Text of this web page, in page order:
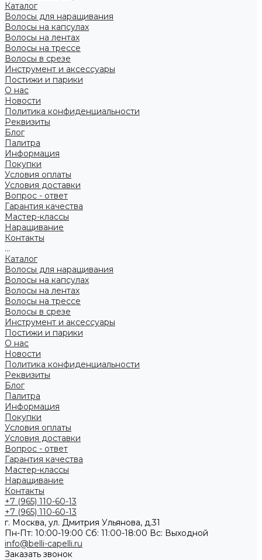
Каталог
Волосы для наращивания
Волосы на капсулах
Волосы на лентах
Волосы на трессе
Волосы в срезе
Инструмент и аксессуары
Постижи и парики
О нас
Новости
Политика конфиденциальности
Реквизиты
Блог
Палитра
Информация
Покупки
Условия оплаты
Условия доставки
Вопрос - ответ
Гарантия качества
Мастер-классы
Наращивание
Контакты
...
Каталог
Волосы для наращивания
Волосы на капсулах
Волосы на лентах
Волосы на трессе
Волосы в срезе
Инструмент и аксессуары
Постижи и парики
О нас
Новости
Политика конфиденциальности
Реквизиты
Блог
Палитра
Информация
Покупки
Условия оплаты
Условия доставки
Вопрос - ответ
Гарантия качества
Мастер-классы
Наращивание
Контакты
+7 (965) 110-60-13
+7 (965) 110-60-13
г. Москва, ул. Дмитрия Ульянова, д.31
Пн-Пт: 10:00-19:00 Cб: 11:00-18:00 Вс: Выходной
info@belli-capelli.ru
Заказать звонок